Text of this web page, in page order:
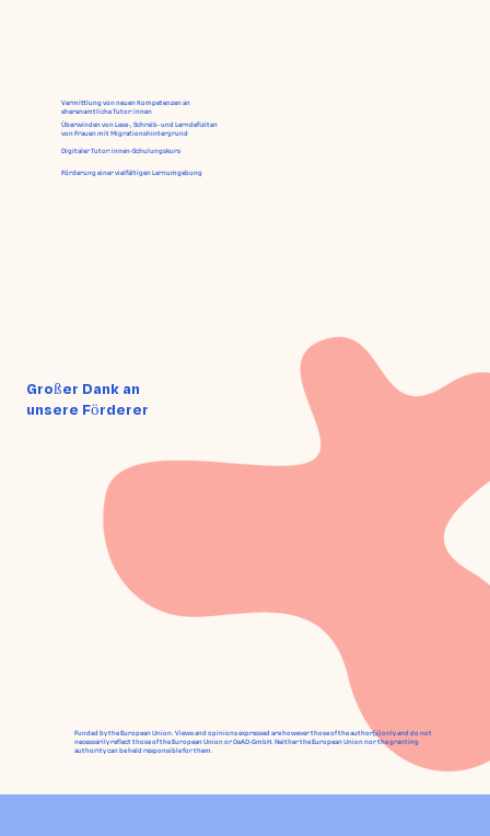
Vermittlung von neuen Kompetenzen an
eherenamtliche Tutor:innen
Überwinden von Lese-, Schreib- und Lerndefiziten
von Frauen mit Migrationshintergrund
Digitaler Tutor:innen-Schulungskurs
Förderung einer vielfältigen Lernumgebung
Großer Dank an
unsere Förderer
Funded by the European Union. Views and opinions expressed are however those of the author(s) only and do not
necessarily reflect those of the European Union or OeAD-GmbH. Neither the European Union nor the granting
authority can be held responsible for them.